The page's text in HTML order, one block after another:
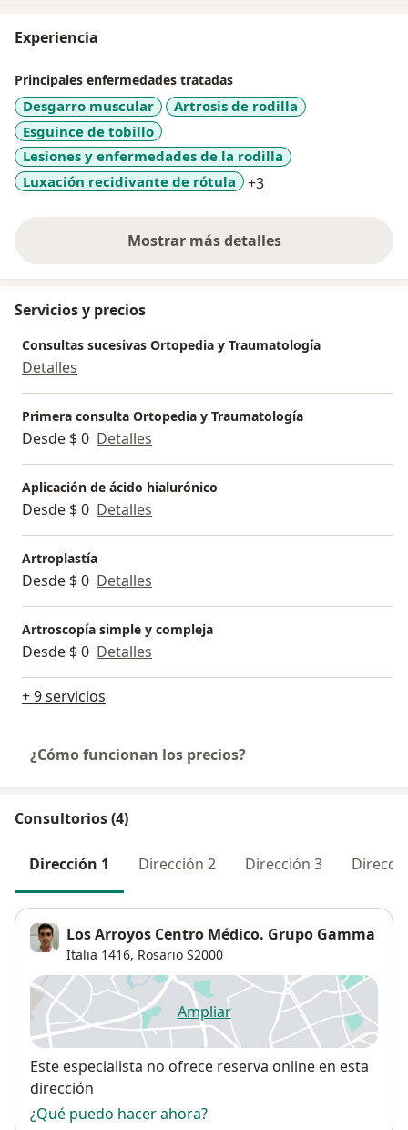
Experiencia
Principales enfermedades tratadas
Desgarro muscular
Artrosis de rodilla
Esguince de tobillo
Lesiones y enfermedades de la rodilla
Luxación recidivante de rótula
+3
Mostrar más detalles
sobre la experiencia
Servicios y precios
Consultas sucesivas Ortopedia y Traumatología
Detalles
Primera consulta Ortopedia y Traumatología
Desde $ 0 Detalles
Aplicación de ácido hialurónico
Desde $ 0 Detalles
Artroplastía
Desde $ 0 Detalles
Artroscopía simple y compleja
Desde $ 0 Detalles
+ 9 servicios
¿Cómo funcionan los precios?
Consultorios (4)
Dirección 1 Dirección 2 Dirección 3
Los Arroyos Centro Médico. Grupo Gamma
Italia 1416, Rosario S2000
Ampliarse abre en una nueva
Disponibilidad
Este especialista no ofrece reserva online en esta
dirección
¿Qué puedo hacer ahora?